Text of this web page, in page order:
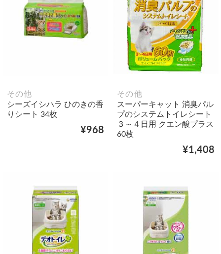
その他
シーズイシハラ ひのきの香
りシート 34枚
¥968
その他
スーパーキャット 消臭パル
プのシステムトイレシート
３～４日用 クエン酸プラス
60枚
¥1,408